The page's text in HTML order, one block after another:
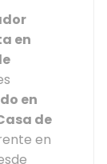
en
en
de
en